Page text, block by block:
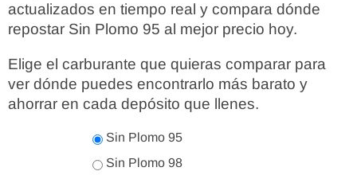
actualizados en tiempo real y compara dónde
repostar Sin Plomo 95 al mejor precio hoy.
Elige el carburante que quieras comparar para
ver dónde puedes encontrarlo más barato y
ahorrar en cada depósito que llenes.
Sin Plomo 95
Sin Plomo 98